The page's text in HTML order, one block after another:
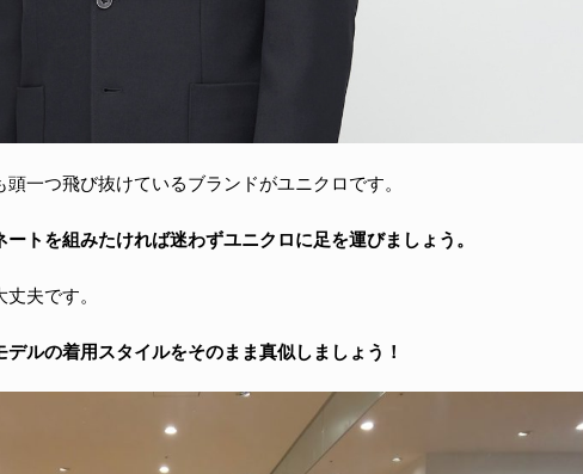
一つ飛び抜けているブランドがユニクロです。
トを組みたければ迷わずユニクロに足を運びましょう。
夫です。
ルの着用スタイルをそのまま真似しましょう！